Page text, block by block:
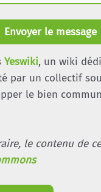
Envoyer le message
Yeswiki, un wiki
par un collectif
le bien
le contenu de